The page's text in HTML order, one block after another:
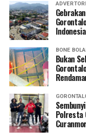
Indonesia
BONE
Bukan
Polresta
Curanmor